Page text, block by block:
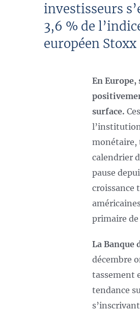
investisseurs
3,6 % de
européen Stoxx
En
surface.
monétaire,
calendrier
pause
croissance
primaire de
La Banque
décembre
tassement
tendance